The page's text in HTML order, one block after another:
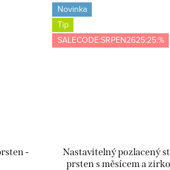
-
Novinka
Tip
SALECODE:SRPEN2625:25:%
Nastavitelný pozlacený
prsten s měsícem a